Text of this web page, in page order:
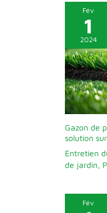
Fév
1
2024
Gazon de
solution
Entretien
de jardin,
Fév